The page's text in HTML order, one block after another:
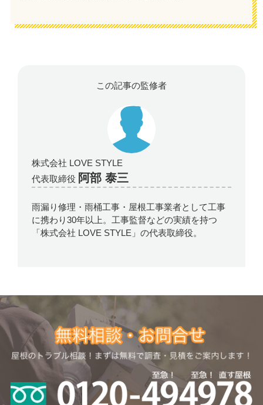
この記事の監修者
株式会社 LOVE STYLE
代表取締役 阿部 泰三
雨漏り修理・雨桶工事・屋根工事業者として工事
に携わり30年以上。工事監督などの実績を持つ
「株式会社 LOVE STYLE」の代表取締役。